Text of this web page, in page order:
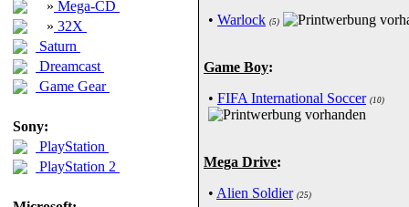
» Mega-CD
» 32X
Saturn
Dreamcast
Game Gear
Sony:
PlayStation
PlayStation 2
• Warlock (5)
Game Boy:
• FIFA International Soccer (10)
Mega Drive:
• Alien Soldier (25)